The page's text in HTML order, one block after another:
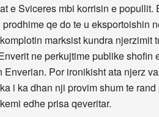
e Sviceres mbi korrisin e
prodhime qe do te u eksportoishin
marksist kundra
ne perkujtime publike shofin
Enverian. Por ironikisht ata njerz
i ka dhan nji provim shum te
edhe prisa qeveritar.